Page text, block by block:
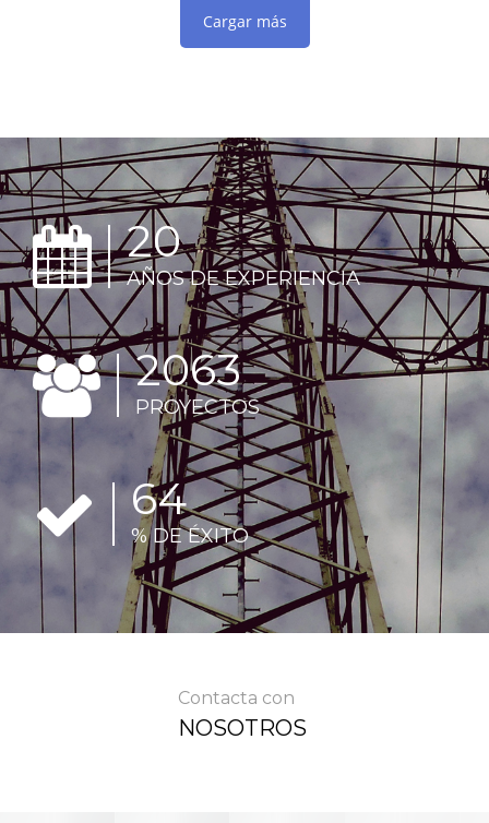
Cargar más
20
AÑOS DE EXPERIENCIA
2656
PROYECTOS
82
% DE ÉXITO
Contacta con
NOSOTROS